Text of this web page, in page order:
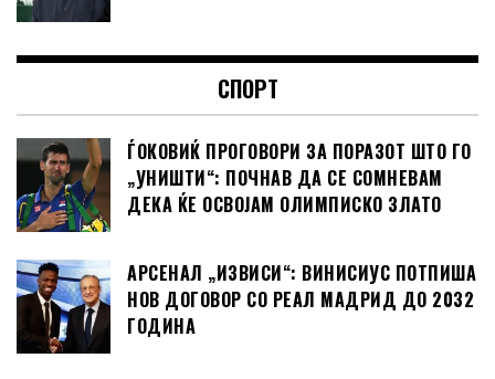
СПОРТ
ЃОКОВИЌ ПРОГОВОРИ ЗА ПОРАЗОТ ШТО ГО
„УНИШТИ“: ПОЧНАВ ДА СЕ СОМНЕВАМ
ДЕКА ЌЕ ОСВОЈАМ ОЛИМПИСКО ЗЛАТО
АРСЕНАЛ „ИЗВИСИ“: ВИНИСИУС ПОТПИША
НОВ ДОГОВОР СО РЕАЛ МАДРИД ДО 2032
ГОДИНА